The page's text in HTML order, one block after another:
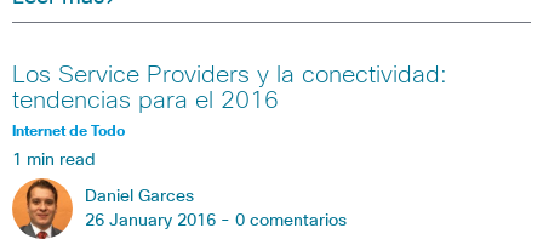
Los Service Providers y la conectividad:
tendencias para el 2016
Internet de Todo
1 min read
Daniel Garces
26 January 2016 - 0 comentarios